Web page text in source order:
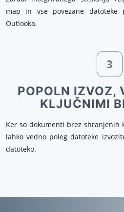
map in vse povezane datoteke
Outlooka.
3
POPOLN IZVOZ,
KLJUČNIMI
Ker so dokumenti brez shranjenih
lahko vedno poleg datoteke
datoteko.